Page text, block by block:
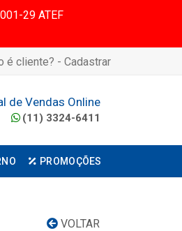
29 ATEF
é cliente? - Cadastrar
de Vendas Online
(11) 3324-6411
PROMOÇÕES
VOLTAR